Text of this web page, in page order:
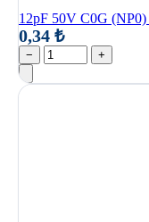
12pF 50V C0G
0,34 ₺
− +